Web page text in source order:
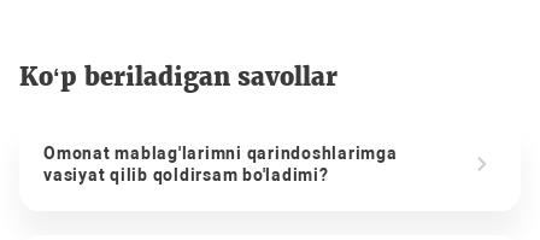
Ko‘p beriladigan savollar
Omonat mablag'larimni qarindoshlarimga
vasiyat qilib qoldirsam bo'ladimi?